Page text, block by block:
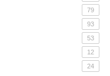
79
93
53
12
24